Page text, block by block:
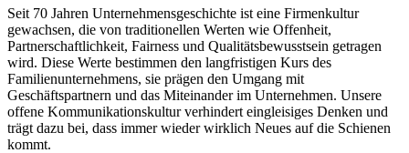
Seit 70 Jahren Unternehmensgeschichte ist eine Firmenkultur
gewachsen, die von traditionellen Werten wie Offenheit,
Partnerschaftlichkeit, Fairness und Qualitätsbewusstsein getragen
wird. Diese Werte bestimmen den langfristigen Kurs des
Familienunternehmens, sie prägen den Umgang mit
Geschäftspartnern und das Miteinander im Unternehmen. Unsere
offene Kommunikationskultur verhindert eingleisiges Denken und
trägt dazu bei, dass immer wieder wirklich Neues auf die Schienen
kommt.